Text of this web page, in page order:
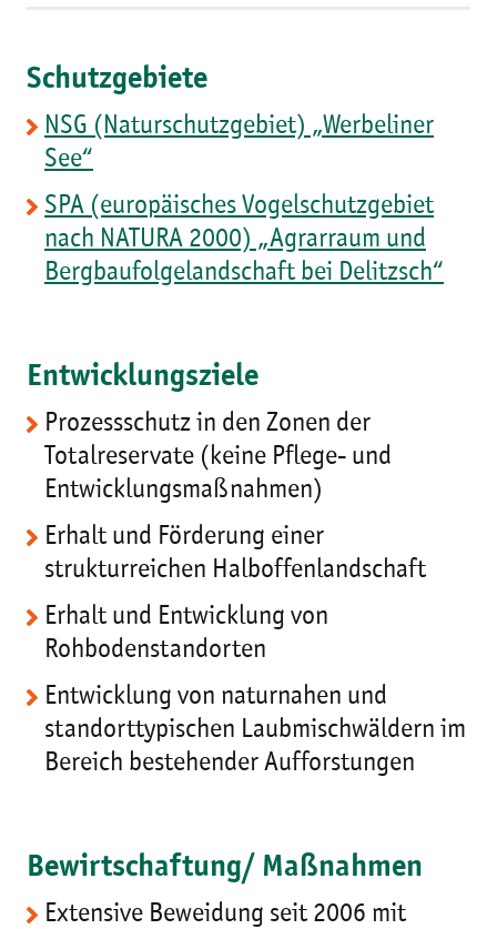
Schutzgebiete
NSG (Naturschutzgebiet) „Werbeliner
See“
SPA (europäisches Vogelschutzgebiet
nach NATURA 2000) „Agrarraum und
Bergbaufolgelandschaft bei Delitzsch“
Entwicklungsziele
Prozessschutz in den Zonen der
Totalreservate (keine Pflege- und
Entwicklungsmaßnahmen)
Erhalt und Förderung einer
strukturreichen Halboffenlandschaft
Erhalt und Entwicklung von
Rohbodenstandorten
Entwicklung von naturnahen und
standorttypischen Laubmischwäldern im
Bereich bestehender Aufforstungen
Bewirtschaftung/ Maßnahmen
Extensive Beweidung seit 2006 mit